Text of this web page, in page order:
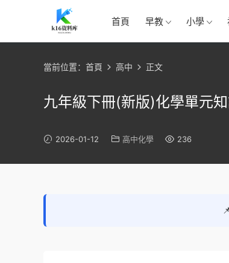
首頁 早教 小學
當前位置： 首頁 高中 正文
九年級下冊(新版)化學單元
2026-01-12 高中化學 236